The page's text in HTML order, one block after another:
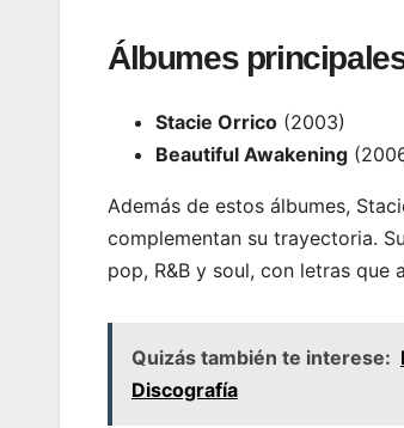
Álbumes
Stacie Orrico (2003)
Beautiful Awakening
Además de estos álbumes,
complementan su trayectoria.
pop, R&B y soul, con letras que
Quizás también te interese:
Discografía